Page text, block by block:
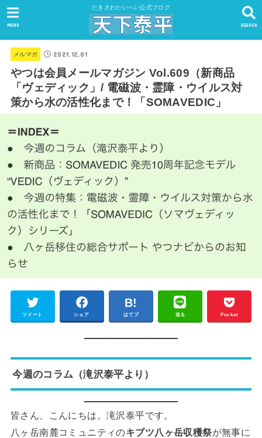
たきさわたいへい公式ブログ
SEARCH
MENU
メルマガ 2021.12.01
やつは会員メールマガジン Vol.609（新商品
「ヴェディック」/ 電磁波・霊障・ウイルス対
策から水の活性化まで！「SOMAVEDIC」
ツイート シェア はてブ 送る Pocket
今週のコラム（滝沢泰平より）
皆さん、こんにちは。滝沢泰平です。
八ヶ岳南麓コミュニティのキブツ八ヶ岳収穫祭が無事に